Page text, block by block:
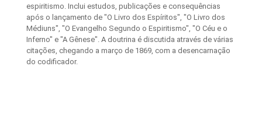
espiritismo. Inclui estudos, publicações e consequências
após o lançamento de "O Livro dos Espíritos", "O Livro dos
Médiuns", "O Evangelho Segundo o Espiritismo", "O Céu e o
Inferno" e "A Gênese". A doutrina é discutida através de várias
citações, chegando a março de 1869, com a desencarnação
do codificador.